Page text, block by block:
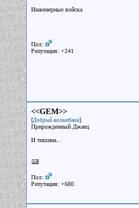
Инженерные войска
Пол:
Репутация: +241
<<GEM>>
[Добрый волшебник]
Прирожденный Джаец
И тишина...
Пол:
Репутация: +680